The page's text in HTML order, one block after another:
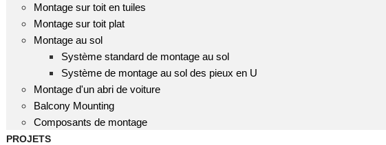
Montage sur toit en tuiles
Montage sur toit plat
Montage au sol
Système standard de montage au sol
Système de montage au sol des pieux en U
Montage d'un abri de voiture
Balcony Mounting
Composants de montage
PROJETS